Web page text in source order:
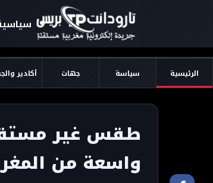
الرئيسية سياسة جهات أكادير
طقس غير
واسعة من